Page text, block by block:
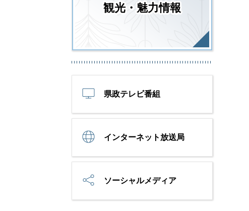
観光・魅力情報
県政テレビ番組
インターネット放送局
ソーシャルメディア